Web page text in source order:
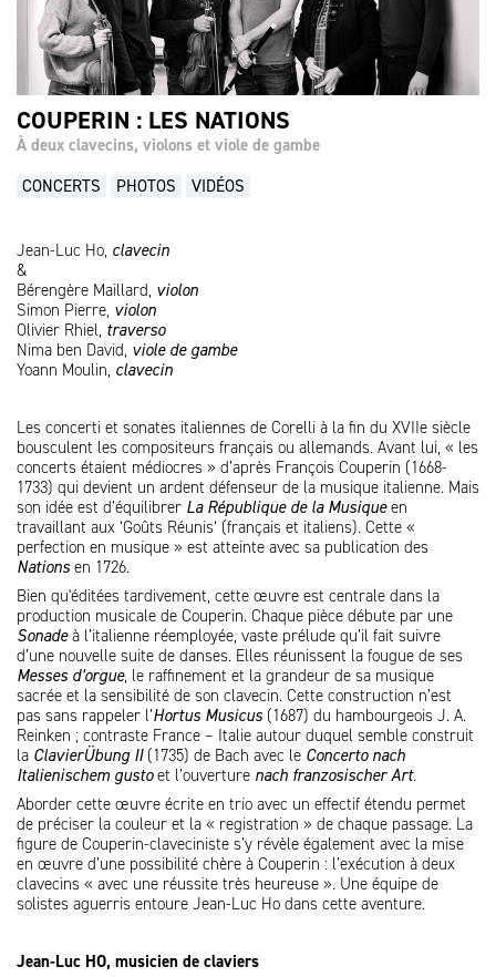
COUPERIN : LES NATIONS
À deux clavecins, violons et viole de gambe
CONCERTS
PHOTOS VIDÉOS
Jean-Luc Ho, clavecin
&
Bérengère Maillard, violon
Simon Pierre, violon
Olivier Rhiel, traverso
Nima ben David, viole de gambe
Yoann Moulin, clavecin
Les concerti et sonates italiennes de Corelli à la fin du XVIIe siècle
bousculent les compositeurs français ou allemands. Avant lui, « les
concerts étaient médiocres » d’après François Couperin (1668-
1733) qui devient un ardent défenseur de la musique italienne. Mais
son idée est d’équilibrer La République de la Musiqueen
travaillant aux ‘Goûts Réunis‘ (français et italiens). Cette «
perfection en musique » est atteinte avec sa publication des
Nations en 1726.
Bien qu'éditées tardivement, cette œuvre est centrale dans la
production musicale de Couperin. Chaque pièce débute par une
Sonadeà l’italienne réemployée, vaste prélude qu’il fait suivre
d’une nouvelle suite de danses. Elles réunissent la fougue de ses
Messes d’orgue, le raffinement et la grandeur de sa musique
sacrée et la sensibilité de son clavecin. Cette construction n’est
pas sans rappeler l’Hortus Musicus (1687) du hambourgeois J. A.
Reinken ; contraste France – Italie autour duquel semble construit
la ClavierÜbung II(1735) de Bach avec le Concerto nach
Italienischem gustoet l’ouverture nach franzosischer Art.
Aborder cette œuvre écrite en trio avec un effectif étendu permet
de préciser la couleur et la « registration » de chaque passage. La
figure de Couperin-claveciniste s’y révèle également avec la mise
en œuvre d’une possibilité chère à Couperin : l’exécution à deux
clavecins « avec une réussite très heureuse ». Une équipe de
solistes aguerris entoure Jean-Luc Ho dans cette aventure.
Jean-Luc HO, musicien de claviers